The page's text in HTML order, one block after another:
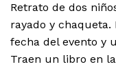
Retrato de dos
rayado y
fecha del evento y
Traen un libro en